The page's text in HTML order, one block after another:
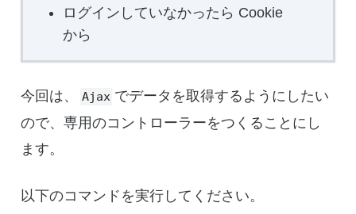
ログインしていなかったら Cookie
から
今回は、 Ajax でデータを取得するようにしたい
ので、専用のコントローラーをつくることにし
ます。
以下のコマンドを実行してください。